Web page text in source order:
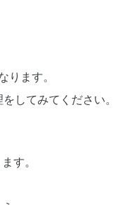
ます。
してみてください。
す。